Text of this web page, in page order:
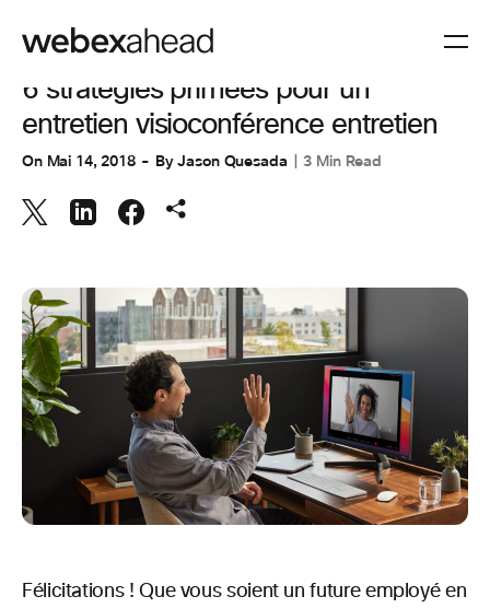
VISIOCONFÉRENCES
6 stratégies primées pour un
entretien visioconférence entretien
On Mai 14, 2018 ByJason Quesada 3 Min Read
Félicitations ! Que vous soient un future employé en